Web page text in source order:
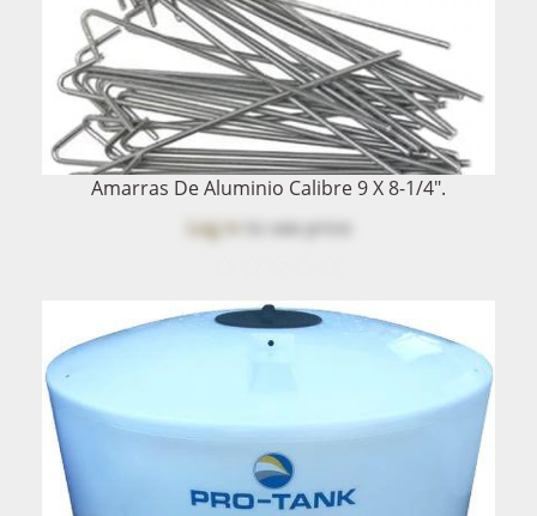
Amarras De Aluminio Calibre 9 X 8-1/4".
Log into see price